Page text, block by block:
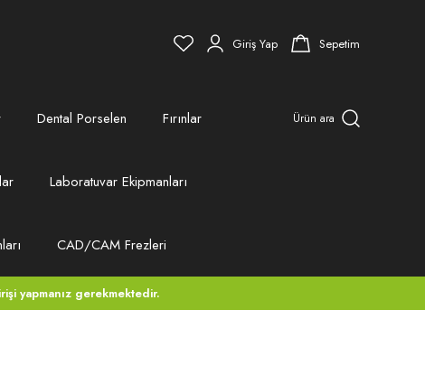
Giriş Yap Sepetim
Dental Porselen Fırınlar
Laboratuvar Ekipmanları
CAD/CAM Frezleri
Ürün ara
yapmanız gerekmektedir.